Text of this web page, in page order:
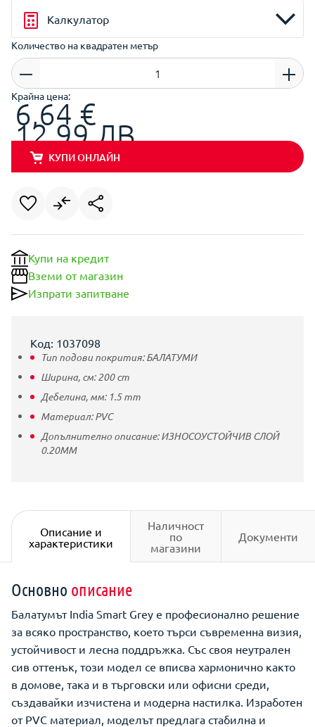
Калкулатор
Количество на квадратен метър
Крайна цена:
6,64 €
12,99 ЛВ.
КУПИ ОНЛАЙН
Купи на кредит
Вземи от магазин
Изпрати запитване
Код: 1037098
Тип подови покрития:БАЛАТУМИ
Ширина, см:200cm
Дебелина, мм: 1.5mm
Материал:PVC
Допълнително описание:ИЗНОСОУСТОЙЧИВ СЛОЙ
0.20ММ
Описание и
характеристики
Наличност
по
магазини
Документи
Основно описание
Балатумът India Smart Grey е професионално решение
за всяко пространство, което търси съвременна визия,
устойчивост и лесна поддръжка. Със своя неутрален
сив оттенък, този модел се вписва хармонично както
в домове, така и в търговски или офисни среди,
създавайки изчистена и модерна настилка. Изработен
от PVC материал, моделът предлага стабилна и